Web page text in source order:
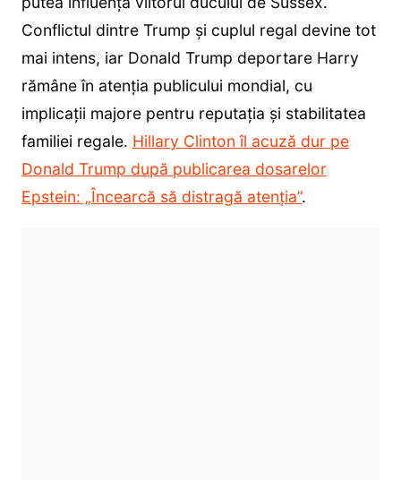
Conflictul dintre Trump și cuplul regal devine tot
mai intens, iar Donald Trump deportare Harry
rămâne în atenția publicului mondial, cu
implicații majore pentru reputația și stabilitatea
familiei regale. Hillary Clinton îl acuză dur pe
Donald Trump după publicarea dosarelor
Epstein: „Încearcă să distragă atenția”.